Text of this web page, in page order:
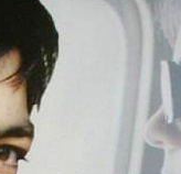
hatte er begonnen,
als
weil die
völkerrechtliches